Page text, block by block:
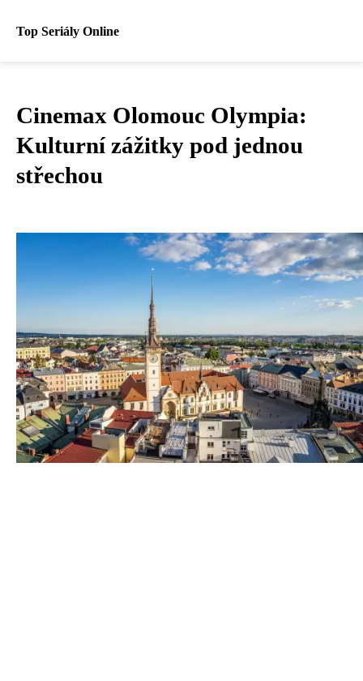
Top Seriály Online
Cinemax Olomouc Olympia:
Kulturní zážitky pod jednou
střechou